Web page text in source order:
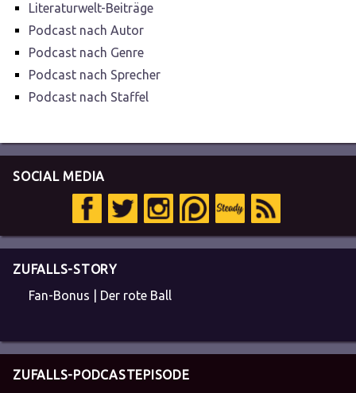
Literaturwelt-Beiträge
Podcast nach Autor
Podcast nach Genre
Podcast nach Sprecher
Podcast nach Staffel
SOCIAL MEDIA
ZUFALLS-STORY
Fan-Bonus | Der rote Ball
ZUFALLS-PODCASTEPISODE